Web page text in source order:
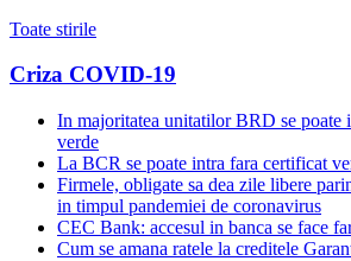
Toate stirile
Criza COVID-19
In majoritatea unitatilor BRD se poate
verde
La BCR se poate intra fara certificat
Firmele, obligate sa dea zile libere
in timpul pandemiei de coronavirus
CEC Bank: accesul in banca se face
Cum se amana ratele la creditele